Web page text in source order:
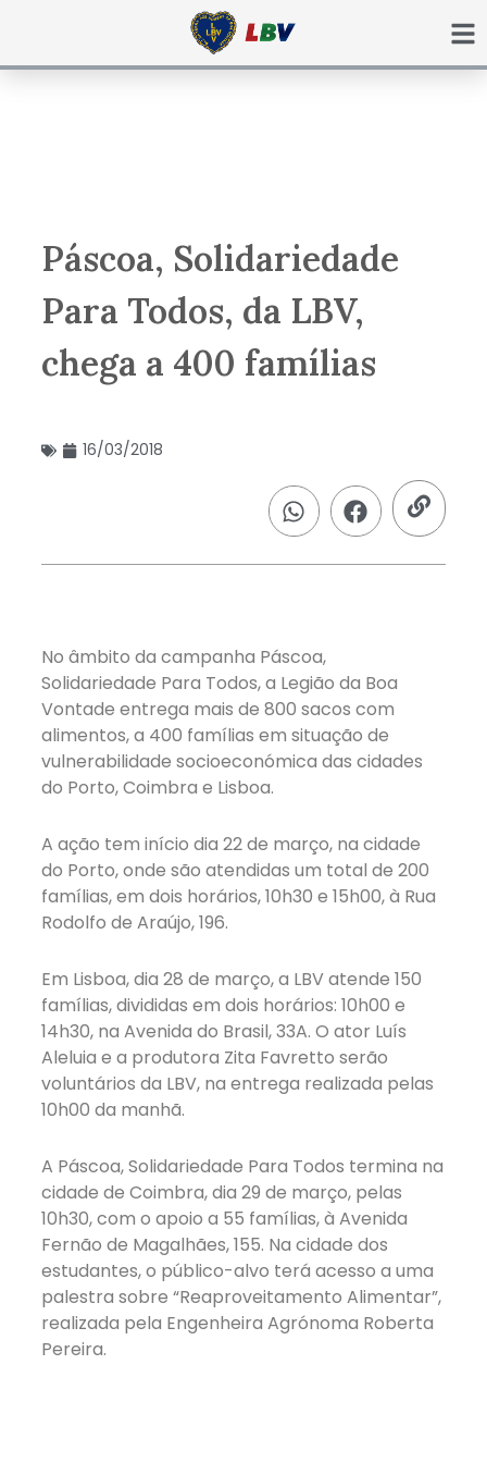
Páscoa, Solidariedade
Para Todos, da LBV,
chega a 400 famílias
16/03/2018
No âmbito da campanha Páscoa,
Solidariedade Para Todos, a Legião da Boa
Vontade entrega mais de 800 sacos com
alimentos, a 400 famílias em situação de
vulnerabilidade socioeconómica das cidades
do Porto, Coimbra e Lisboa.
A ação tem início dia 22 de março, na cidade
do Porto, onde são atendidas um total de 200
famílias, em dois horários, 10h30 e 15h00, à Rua
Rodolfo de Araújo, 196.
Em Lisboa, dia 28 de março, a LBV atende 150
famílias, divididas em dois horários: 10h00 e
14h30, na Avenida do Brasil, 33A. O ator Luís
Aleluia e a produtora Zita Favretto serão
voluntários da LBV, na entrega realizada pelas
10h00 da manhã.
A Páscoa, Solidariedade Para Todos termina na
cidade de Coimbra, dia 29 de março, pelas
10h30, com o apoio a 55 famílias, à Avenida
Fernão de Magalhães, 155. Na cidade dos
estudantes, o público-alvo terá acesso a uma
palestra sobre “Reaproveitamento Alimentar”,
realizada pela Engenheira Agrónoma Roberta
Pereira.